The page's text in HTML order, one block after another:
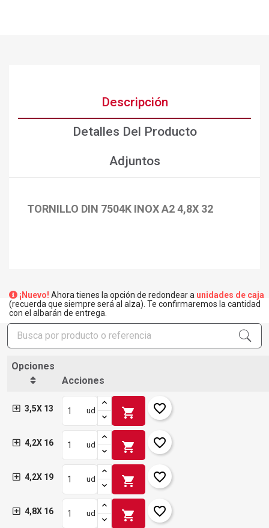
Crear lista de deseos
Descripción
Detalles Del Producto
Adjuntos
TORNILLO DIN 7504K INOX A2 4,8X 32
¡Nuevo! Ahora tienes la opción de redondear a unidades de caja
(recuerda que siempre será al alza). Te confirmaremos la cantidad
con el albarán de entrega.
Opciones
Acciones
3,5X 13 ud shopping_cart favorite_border
4,2X 16 ud shopping_cart favorite_border
4,2X 19 ud shopping_cart favorite_border
4,8X 16 ud shopping_cart favorite_border